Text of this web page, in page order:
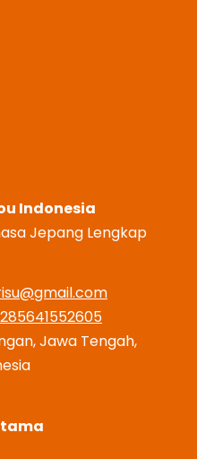
Indonesia
Jepang Lengkap
Jawa Tengah,